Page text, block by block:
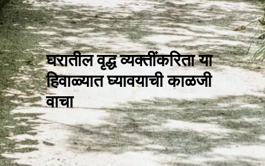
घरातील वृद्ध व्यक्तींकरिता या
हिवाळ्यात घ्यावयाची काळजी
वाचा